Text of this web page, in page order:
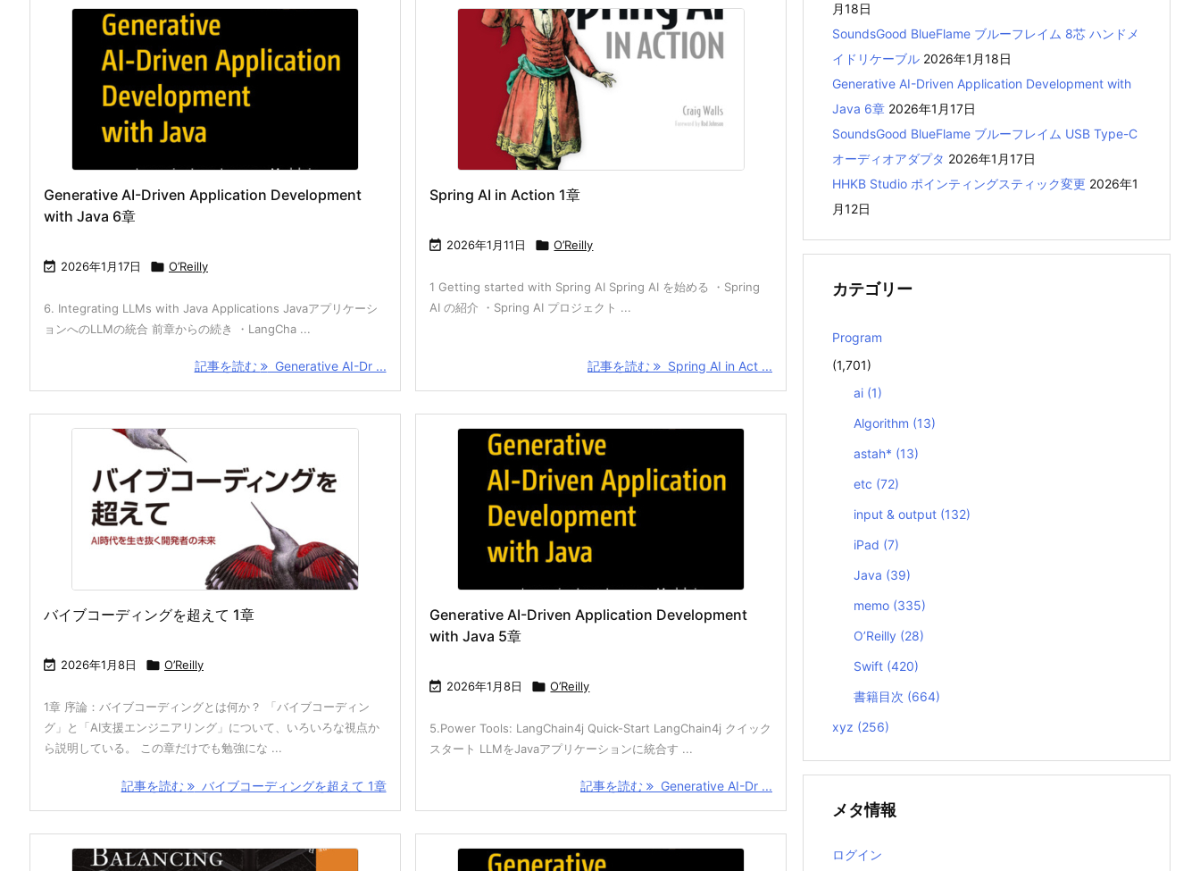
Generative AI-Driven Application Development
with Java 6章
 2026年1月17日  O’Reilly
6. Integrating LLMs with Java Applications Javaアプリケーシ
ョンへのLLMの統合 前章からの続き ・LangCha ...
記事を読む Generative AI-Dr ...
Spring AI in Action 1章
 2026年1月11日  O’Reilly
1 Getting started with Spring AI Spring AI を始める ・Spring
AI の紹介 ・Spring AI プロジェクト ...
記事を読む Spring AI in Act ...
バイブコーディングを超えて 1章
 2026年1月8日  O’Reilly
1章 序論：バイブコーディングとは何か？ 「バイブコーディン
グ」と「AI支援エンジニアリング」について、いろいろな視点か
ら説明している。 この章だけでも勉強にな ...
記事を読む バイブコーディングを超えて 1章
Generative AI-Driven Application Development
with Java 5章
 2026年1月8日  O’Reilly
5.Power Tools: LangChain4j Quick-Start LangChain4j クイック
スタート LLMをJavaアプリケーションに統合す ...
記事を読む Generative AI-Dr ...
月18日
SoundsGood BlueFlame ブルーフレイム 8芯 ハンドメ
イドリケーブル 2026年1月18日
Generative AI-Driven Application Development with
Java 6章 2026年1月17日
SoundsGood BlueFlame ブルーフレイム USB Type-C
オーディオアダプタ 2026年1月17日
HHKB Studio ポインティングスティック変更 2026年1
月12日
カテゴリー
Program
(1,701)
ai (1)
Algorithm (13)
astah* (13)
etc (72)
input & output (132)
iPad (7)
Java (39)
memo (335)
O’Reilly (28)
Swift (420)
書籍目次 (664)
xyz (256)
メタ情報
ログイン